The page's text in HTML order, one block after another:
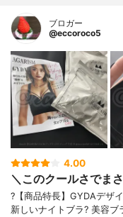
ブロガー
@eccoroco5
4.00
＼このクールさでま
?【商品特長】 GYDAデザ
新しいナイトブラ? 美容ブ